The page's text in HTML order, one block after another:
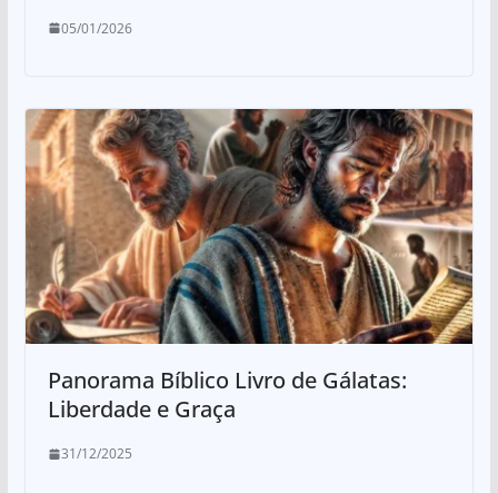
05/01/2026
Panorama Bíblico Livro de Gálatas:
Liberdade e Graça
31/12/2025